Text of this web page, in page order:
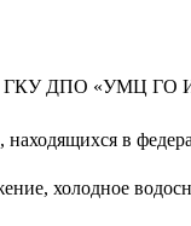
СПБ ГКУ ДПО «УМЦ ГО
в
холодное